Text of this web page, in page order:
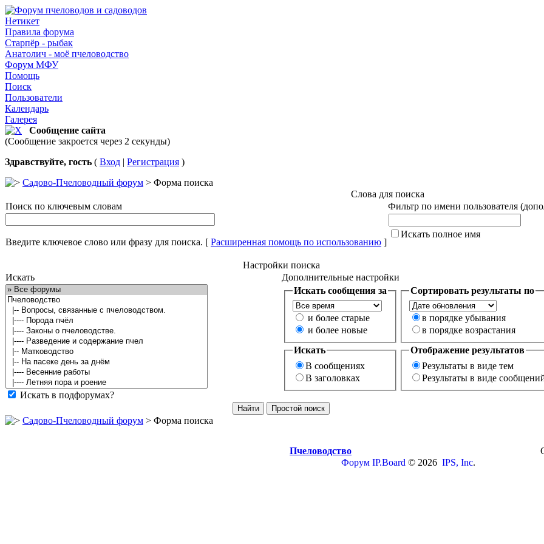
Нетикет
Правила форума
Старпёр - рыбак
Анатолич - моё пчеловодство
Форум МФУ
Помощь
Поиск
Пользователи
Календарь
Галерея
Сообщение сайта
(Сообщение закроется через 2 секунды)
Здравствуйте, гость ( Вход | Регистрация )
Садово-Пчеловодный форум > Форма поиска
Слова для поиска
Поиск по ключевым словам
Фильтр по имени пользователя
Введите ключевое слово или фразу для поиска. [ Расширенная помощь по использованию ]
Искать полное имя
Настройки поиска
Искать
Дополнительные настройки
Искать в подфорумах?
Искать сообщения за
и более старые
и более новые
Сортировать результаты по
в порядке убывания
в порядке возрастания
Искать
В сообщениях
В заголовках
Отображение результатов
Результаты в виде тем
Результаты в виде
Садово-Пчеловодный форум > Форма поиска
Пчеловодство
Форум IP.Board © 2026 IPS, Inc.